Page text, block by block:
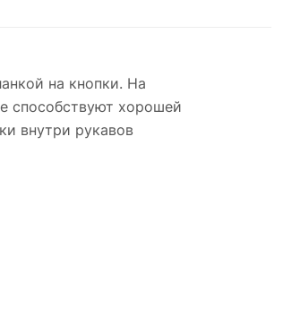
на кнопки. На
способствуют хорошей
внутри рукавов